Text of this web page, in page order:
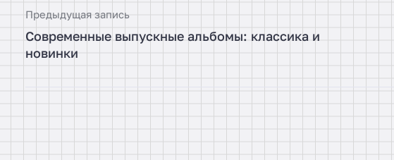
Предыдущая запись
Современные выпускные альбомы: классика и
новинкиИндивидуальная разработка